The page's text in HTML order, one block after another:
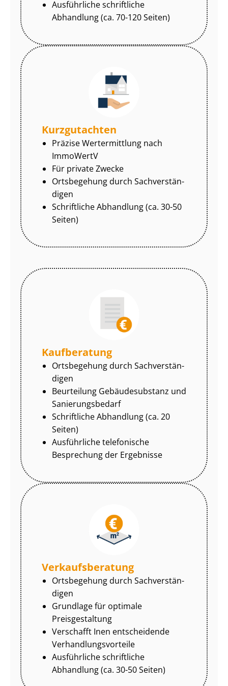
Ausführliche schriftliche
Abhandlung (ca. 70-120 Seiten)
Kurzgutachten
Präzise Wertermittlung nach
ImmoWertV
Für private Zwecke
Ortsbegehung durch Sach­ver­stän­
di­gen
Schriftliche Abhandlung (ca. 30-50
Seiten)
Kaufberatung
Ortsbegehung durch Sach­ver­stän­
di­gen
Beurteilung Gebäudesubstanz und
Sa­nie­rungs­be­darf
Schriftliche Abhandlung (ca. 20
Seiten)
Ausführliche telefonische
Besprechung der Ergebnisse
Ver­kaufs­be­ra­tung
Ortsbegehung durch Sach­ver­stän­
di­gen
Grundlage für optimale
Preisgestaltung
Verschafft Inen entscheidende
Ver­hand­lungs­vor­tei­le
Ausführliche schriftliche
Abhandlung (ca. 30-50 Seiten)